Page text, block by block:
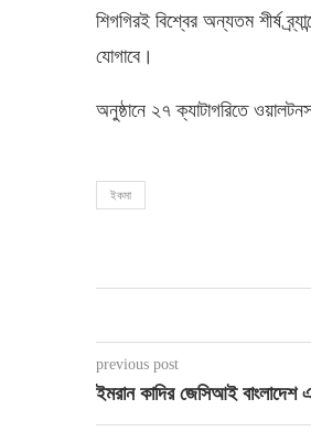
শিগগিরই বিশ্বের অন্যতম শীর্ষ
যোগাবে।
অনুষ্ঠানে ২৭ ক্যাটাগরিতে
ইকমা
previous post
ইমরান কাদির জেসিআই বাংলাদেশ